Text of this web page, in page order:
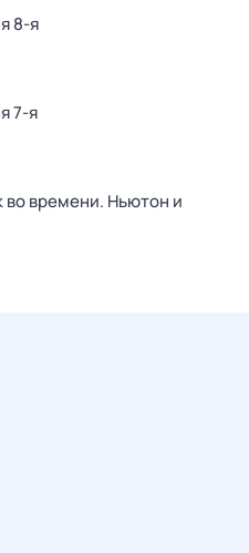
8-я
7-я
времени. Ньютон и